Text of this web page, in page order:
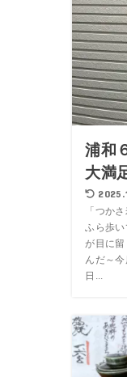
浦和
大満
「つか
ふら歩
が目に留
んだ～
日...